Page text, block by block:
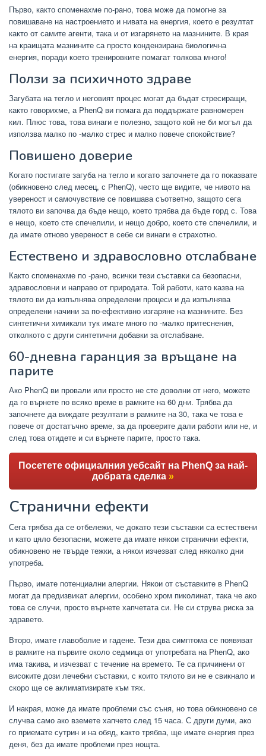
Първо, както споменахме по-рано, това може да помогне за
повишаване на настроението и нивата на енергия, което е резултат
както от самите агенти, така и от изгарянето на мазнините. В края
на краищата мазнините са просто кондензирана биологична
енергия, поради което тренировките помагат толкова много!
Ползи за психичното здраве
Загубата на тегло и неговият процес могат да бъдат стресиращи,
както говорихме, а PhenQ ви помага да поддържате равномерен
кил. Плюс това, това винаги е полезно, защото кой не би могъл да
използва малко по -малко стрес и малко повече спокойствие?
Повишено доверие
Когато постигате загуба на тегло и когато започнете да го показвате
(обикновено след месец, с PhenQ), често ще видите, че нивото на
увереност и самочувствие се повишава съответно, защото сега
тялото ви започва да бъде нещо, което трябва да бъде горд с. Това
е нещо, което сте спечелили, и нещо добро, което сте спечелили, и
да имате отново увереност в себе си винаги е страхотно.
Естествено и здравословно отслабване
Както споменахме по -рано, всички тези съставки са безопасни,
здравословни и направо от природата. Той работи, като казва на
тялото ви да изпълнява определени процеси и да изпълнява
определени начини за по-ефективно изгаряне на мазнините. Без
синтетични химикали тук имате много по -малко притеснения,
отколкото с други синтетични добавки за отслабване.
60-дневна гаранция за връщане на
парите
Ако PhenQ ви провали или просто не сте доволни от него, можете
да го върнете по всяко време в рамките на 60 дни. Трябва да
започнете да виждате резултати в рамките на 30, така че това е
повече от достатъчно време, за да проверите дали работи или не, и
след това отидете и си върнете парите, просто така.
Посетете официалния уебсайт на PhenQ за най-
добрата сделка »
Странични ефекти
Сега трябва да се отбележи, че докато тези съставки са естествени
и като цяло безопасни, можете да имате някои странични ефекти,
обикновено не твърде тежки, а някои изчезват след няколко дни
употреба.
Първо, имате потенциални алергии. Някои от съставките в PhenQ
могат да предизвикат алергии, особено хром пиколинат, така че ако
това се случи, просто върнете хапчетата си. Не си струва риска за
здравето.
Второ, имате главоболие и гадене. Тези два симптома се появяват
в рамките на първите около седмица от употребата на PhenQ, ако
има такива, и изчезват с течение на времето. Те са причинени от
високите дози лечебни съставки, с които тялото ви не е свикнало и
скоро ще се аклиматизирате към тях.
И накрая, може да имате проблеми със съня, но това обикновено се
случва само ако вземете хапчето след 15 часа. С други думи, ако
го приемате сутрин и на обяд, както трябва, ще имате енергия през
деня, без да имате проблеми през нощта.